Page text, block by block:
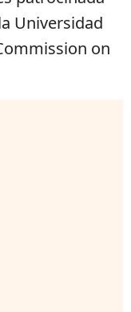
Universidad
on